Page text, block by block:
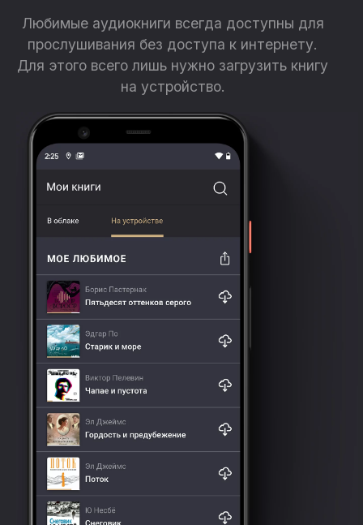
Любимые аудиокниги всегда доступны для
прослушивания без доступа к интернету.
Для этого всего лишь нужно загрузить книгу
на устройство.